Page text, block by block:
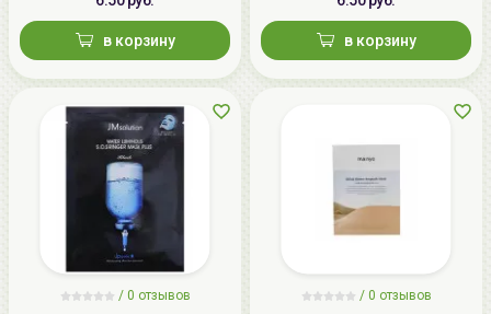
в корзину в корзину
/ 0 отзывов
/ 0 отзывов